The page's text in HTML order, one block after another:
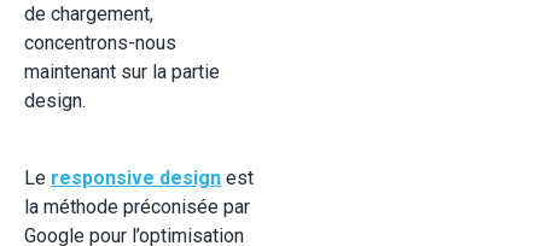
de chargement,
concentrons-nous
maintenant sur la partie
design.
Le responsive design est
la méthode préconisée par
Google pour l’optimisation